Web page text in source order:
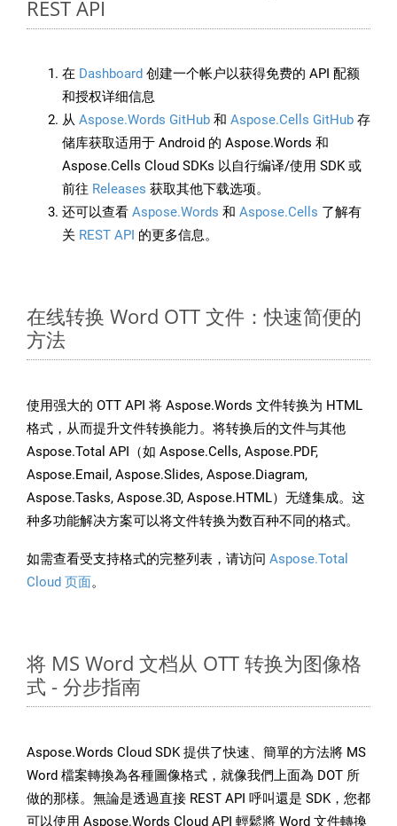
REST API
在 Dashboard 创建一个帐户以获得免费的 API 配额
和授权详细信息
从 Aspose.Words GitHub 和 Aspose.Cells GitHub 存
储库获取适用于 Android 的 Aspose.Words 和
Aspose.Cells Cloud SDKs 以自行编译/使用 SDK 或
前往 Releases 获取其他下载选项。
还可以查看 Aspose.Words 和 Aspose.Cells 了解有
关 REST API 的更多信息。
在线转换 Word OTT 文件：快速简便的
方法
使用强大的 OTT API 将 Aspose.Words 文件转换为 HTML
格式，从而提升文件转换能力。将转换后的文件与其他
Aspose.Total API（如 Aspose.Cells, Aspose.PDF,
Aspose.Email, Aspose.Slides, Aspose.Diagram,
Aspose.Tasks, Aspose.3D, Aspose.HTML）无缝集成。这
种多功能解决方案可以将文件转换为数百种不同的格式。
如需查看受支持格式的完整列表，请访问 Aspose.Total
Cloud 页面。
将 MS Word 文档从 OTT 转换为图像格
式 - 分步指南
Aspose.Words Cloud SDK 提供了快速、簡單的方法將 MS
Word 檔案轉換為各種圖像格式，就像我們上面為 DOT 所
做的那樣。無論是透過直接 REST API 呼叫還是 SDK，您都
可以使用 Aspose.Words Cloud API 輕鬆將 Word 文件轉換